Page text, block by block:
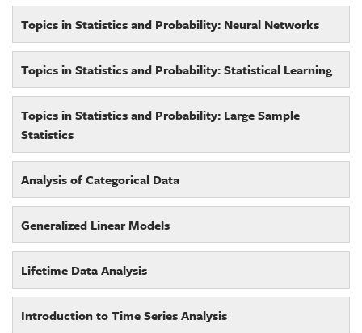
Topics in Statistics and Probability: Neural Networks
Topics in Statistics and Probability: Statistical Learning
Topics in Statistics and Probability: Large Sample
Statistics
Analysis of Categorical Data
Generalized Linear Models
Lifetime Data Analysis
Introduction to Time Series Analysis